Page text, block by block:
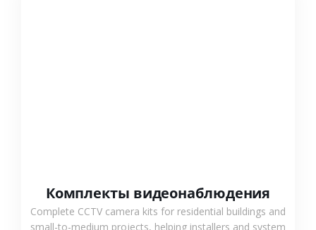
Комплекты видеонаблюдения
Complete CCTV camera kits for residential buildings and
small-to-medium projects, helping installers and system